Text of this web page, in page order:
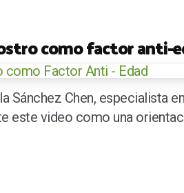
como factor anti-
Sánchez Chen, especialista en
este video como una